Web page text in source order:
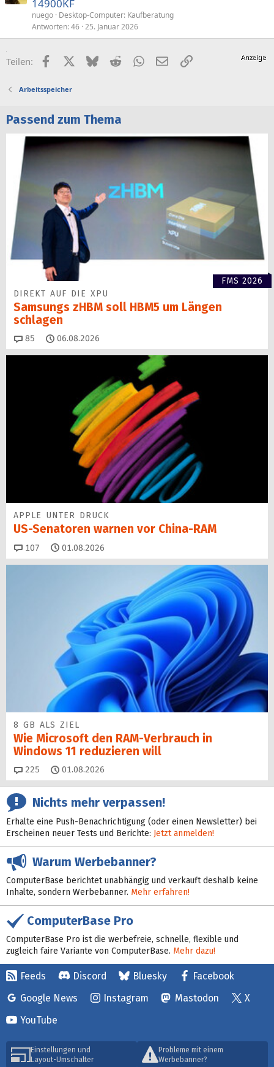
Steckplatz-Eigenschaften:
Steckplatzbezeichnung PCI3
Status Frei
Datenbusbreite 32 Bit
14900KF
nuego Desktop-Computer: Kaufberatung
Antworten 46 25. Januar 2026
Teilen: FacebookX (Twitter)
BlueskyRedditWhatsApp
E-MailLink
Arbeitsspeicher
Passend zum Thema
FMS 2026
DIREKT AUF DIE XPU
Samsungs zHBM soll HBM5 um Längen
schlagen
85 Kommentare
06.08.2026
APPLE UNTER DRUCK
US-Senatoren warnen vor China-RAM
107 Kommentare
01.08.2026
8 GB ALS ZIEL
Wie Microsoft den RAM-Verbrauch in
Windows 11 reduzieren will
225 Kommentare
01.08.2026
Nichts mehr verpassen!
Erhalte eine Push-Benachrichtigung (oder einen Newsletter) bei
Erscheinen neuer Tests und Berichte: Jetzt anmelden!
Warum Werbebanner?
ComputerBase berichtet unabhängig und verkauft deshalb keine
Inhalte, sondern Werbebanner. Mehr erfahren!
ComputerBase Pro
ComputerBase Pro ist die werbefreie, schnelle, flexible und
zugleich faire Variante von ComputerBase. Mehr dazu!
Feeds Discord Bluesky
Facebook
Google News
Instagram Mastodon
X
YouTube
Einstellungen und
Layout-Umschalter
Probleme mit einem
Werbebanner?